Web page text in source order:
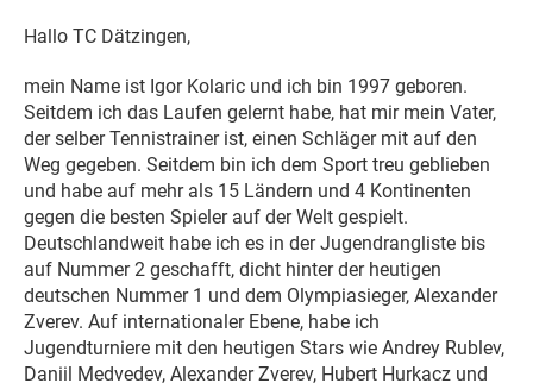
Hallo TC Dätzingen,
mein Name ist Igor Kolaric und ich bin 1997 geboren.
Seitdem ich das Laufen gelernt habe, hat mir mein Vater,
der selber Tennistrainer ist, einen Schläger mit auf den
Weg gegeben. Seitdem bin ich dem Sport treu geblieben
und habe auf mehr als 15 Ländern und 4 Kontinenten
gegen die besten Spieler auf der Welt gespielt.
Deutschlandweit habe ich es in der Jugendrangliste bis
auf Nummer 2 geschafft, dicht hinter der heutigen
deutschen Nummer 1 und dem Olympiasieger, Alexander
Zverev. Auf internationaler Ebene, habe ich
Jugendturniere mit den heutigen Stars wie Andrey Rublev,
Daniil Medvedev, Alexander Zverev, Hubert Hurkacz und